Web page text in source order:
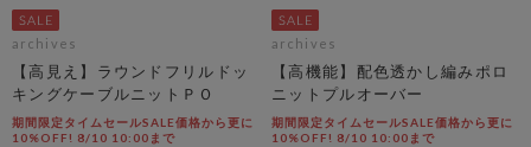
archives
【高見え】ラウンドフリルドッ
キングケーブルニットＰＯ
期間限定タイムセールSALE価格から更に
10%OFF! 8/10 10:00まで
archives
【高機能】配色透かし編みポロ
ニットプルオーバー
期間限定タイムセールSALE価格から更に
10%OFF! 8/10 10:00まで